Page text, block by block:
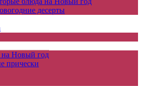
десерты
на Новый год
прически